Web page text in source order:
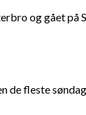
og gået på
fleste